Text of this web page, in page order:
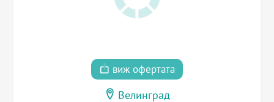
виж офертата
Велинград